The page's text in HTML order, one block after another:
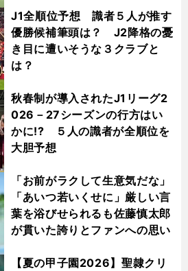
J1全順位予想 識者５人が推す
優勝候補筆頭は？ J2降格の憂
き目に遭いそうな３クラブと
は？
秋春制が導入されたJ1リーグ2
026－27シーズンの行方はい
かに!? ５人の識者が全順位を
大胆予想
「お前がラクして生意気だな」
「あいつ若いくせに」厳しい言
葉を浴びせられるも佐藤慎太郎
が貫いた誇りとファンへの思い
【夏の甲子園2026】聖隷クリ